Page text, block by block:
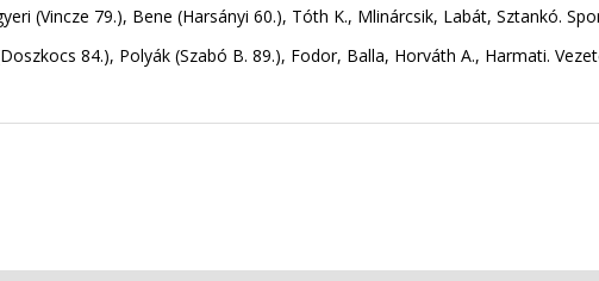
(Vincze 79.), Bene (Harsányi 60.), Tóth K., Mlinárcsik, Labát, Sztankó.
84.), Polyák (Szabó B. 89.), Fodor, Balla, Horváth A., Harmati.